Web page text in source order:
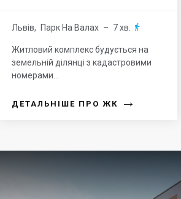
Львів, Парк На Валах – 7 хв. 
Житловий комплекс будується на
земельній ділянці з кадастровими
номерами...
ДЕТАЛЬНІШЕ ПРО ЖК →